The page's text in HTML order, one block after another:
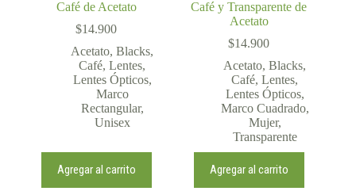
Café de Acetato
$14.900
Acetato,Blacks,
Café,Lentes,
Lentes Ópticos,
Marco
Rectangular,
Unisex
Agregar al carrito
Café y Transparente de
Acetato
$14.900
Acetato,Blacks,
Café,Lentes,
Lentes Ópticos,
Marco Cuadrado,
Mujer,
Transparente
Agregar al carrito